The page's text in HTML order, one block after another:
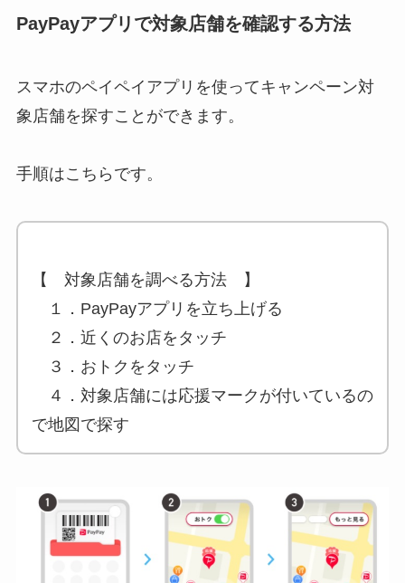
PayPayアプリで対象店舗を確認する方法
スマホのペイペイアプリを使ってキャンペーン対
象店舗を探すことができます。
手順はこちらです。
【 対象店舗を調べる方法 】
１．PayPayアプリを立ち上げる
２．近くのお店をタッチ
３．おトクをタッチ
４．対象店舗には応援マークが付いているの
で地図で探す